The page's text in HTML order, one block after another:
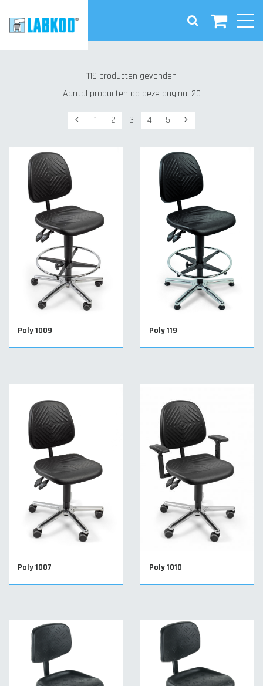
Onderwijs
Accessoires
Contact
119 producten gevonden
Aantal producten op deze pagina: 20
Vorige1 2 3 4 5 Volgende
Poly 1009 Poly 119
Poly 1007 Poly 1010